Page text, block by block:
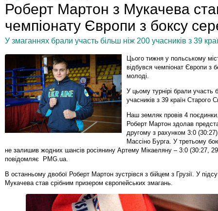
Роберт Мартон з Мукачева
чемпіонату Європи з боксу
У змаганнях брали участь більш ніж 200 учасників з 39
Цього тижня у польському
відбувся чемпіонат Європи з
молоді.
У цьому турнірі брали участь
учасників з 39 країн Старого
Наш земляк провів 4
Роберт Мартон здолав
другому з рахунком 3:0 (30:27)
Массіно Бурга. У третьому
не залишив жодних шансів росіянину Артему Мікаеляну – 3:0 (30:27,
повідомляє PMG.ua.
В останньому двобої Роберт Мартон зустрівся з бійцем з Грузії. У
Мукачева став срібним призером європейських змагань.